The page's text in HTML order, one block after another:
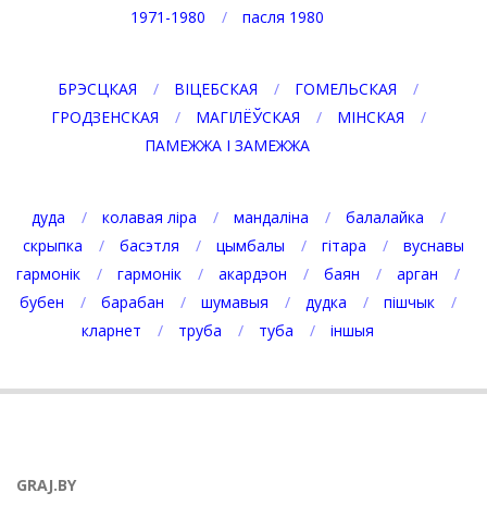
1971-1980
пасля 1980
БРЭСЦКАЯ ВІЦЕБСКАЯ
ГОМЕЛЬСКАЯ
ГРОДЗЕНСКАЯ
МАГІЛЁЎСКАЯ
МІНСКАЯ
ПАМЕЖЖА І ЗАМЕЖЖА
дуда колавая ліра мандаліна
балалайка
скрыпка
басэтля цымбалы гітара
вуснавы
гармонік
гармонік акардэон баян
арган
бубен
барабан шумавыя дудка
пішчык
кларнет
труба туба іншыя
GRAJ.BY